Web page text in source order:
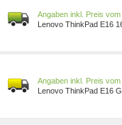
Preis
Lenovo ThinkPad E16
Preis
Lenovo ThinkPad E16